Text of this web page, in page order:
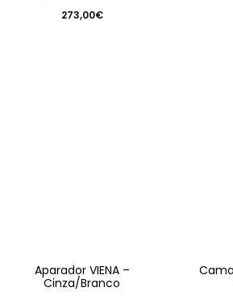
273,00€
Aparador VIENA –
Cinza/Branco